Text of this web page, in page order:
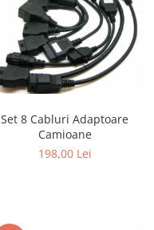
Set 8 Cabluri Adaptoare
Camioane
198,00 Lei